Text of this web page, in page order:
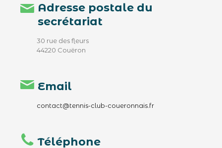
Adresse postale du
secrétariat
30 rue des fleurs
44220 Couëron
Email
contact@tennis-club-coueronnais.fr
Téléphone